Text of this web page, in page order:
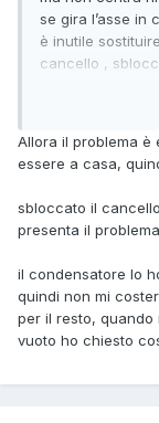
se gira l’asse in
è inutile
cancello ,
procede con la
spero di essere
Allora il problema è
essere a casa,
sbloccato il
presenta il
il condensatore lo
quindi non mi
per il resto,
vuoto ho chiesto